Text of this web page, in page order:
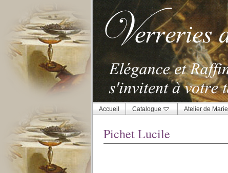
Accueil Catalogue Atelier de Marie
Pichet Lucile